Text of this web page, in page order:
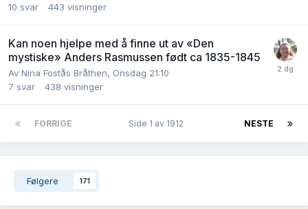
10 svar 443 visninger
Kan noen hjelpe med å finne ut av «Den
mystiske» Anders Rasmussen født ca 1835-1845
Av Nina Fostås Bråthen, Onsdag 21:10
7 svar 438 visninger
FORRIGE NESTE
Side 1 av 1912
Følgere 171